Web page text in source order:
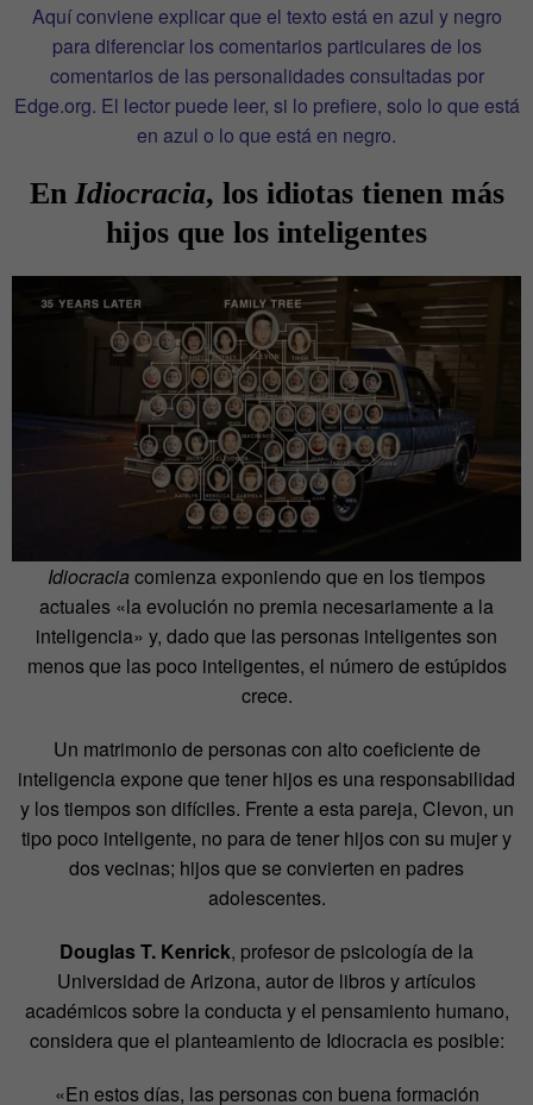
Aquí conviene explicar que el texto está en azul y negro
para diferenciar los comentarios particulares de los
comentarios de las personalidades consultadas por
Edge.org. El lector puede leer, si lo prefiere, solo lo que está
en azul o lo que está en negro.
En Idiocracia, los idiotas tienen más
hijos que los inteligentes
Idiocracia comienza exponiendo que en los tiempos
actuales «la evolución no premia necesariamente a la
inteligencia» y, dado que las personas inteligentes son
menos que las poco inteligentes, el número de estúpidos
crece.
Un matrimonio de personas con alto coeficiente de
inteligencia expone que tener hijos es una responsabilidad
y los tiempos son difíciles. Frente a esta pareja, Clevon, un
tipo poco inteligente, no para de tener hijos con su mujer y
dos vecinas; hijos que se convierten en padres
adolescentes.
Douglas T. Kenrick, profesor de psicología de la
Universidad de Arizona, autor de libros y artículos
académicos sobre la conducta y el pensamiento humano,
considera que el planteamiento de Idiocracia es posible:
«En estos días, las personas con buena formación